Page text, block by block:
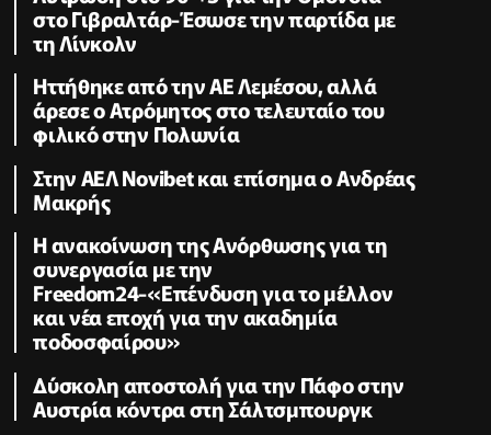
στο Γιβραλτάρ-Έσωσε την παρτίδα με
τη Λίνκολν
Ηττήθηκε από την ΑΕ Λεμέσου, αλλά
άρεσε ο Ατρόμητος στο τελευταίο του
φιλικό στην Πολωνία
Στην ΑΕΛ Novibet και επίσημα ο Ανδρέας
Μακρής
H ανακοίνωση της Ανόρθωσης για τη
συνεργασία με την
Freedom24-«Επένδυση για το μέλλον
και νέα εποχή για την ακαδημία
ποδοσφαίρου»
Δύσκολη αποστολή για την Πάφο στην
Αυστρία κόντρα στη Σάλτσμπουργκ